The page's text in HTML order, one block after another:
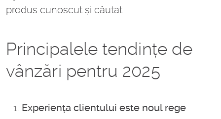
produs cunoscut și căutat.
Principalele tendințe de
vânzări pentru 2025
Experiența clientului este noul rege